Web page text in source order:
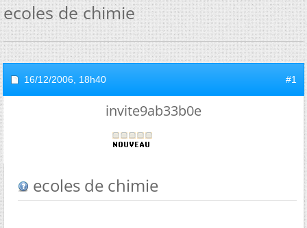
ecoles de chimie
16/12/2006, 18h40 #1
invite9ab33b0e
ecoles de chimie